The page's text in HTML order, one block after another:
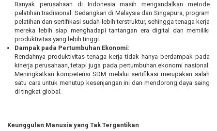
Banyak perusahaan di Indonesia masih mengandalkan metode
pelatihan tradisional. Sedangkan di Malaysia dan Singapura, program
pelatihan dan sertifikasi sudah lebih terstruktur, sehingga tenaga kerja
mereka lebih siap menghadapi tantangan era digital dan memiliki
produktivitas yang lebih tinggi.
Dampak pada Pertumbuhan Ekonomi:
Rendahnya produktivitas tenaga kerja tidak hanya berdampak pada
kinerja perusahaan, tetapi juga pada pertumbuhan ekonomi nasional.
Meningkatkan kompetensi SDM melalui sertifikasi merupakan salah
satu cara untuk menutup kesenjangan ini dan mendorong daya saing
di tingkat global.
Keunggulan Manusia yang Tak Tergantikan